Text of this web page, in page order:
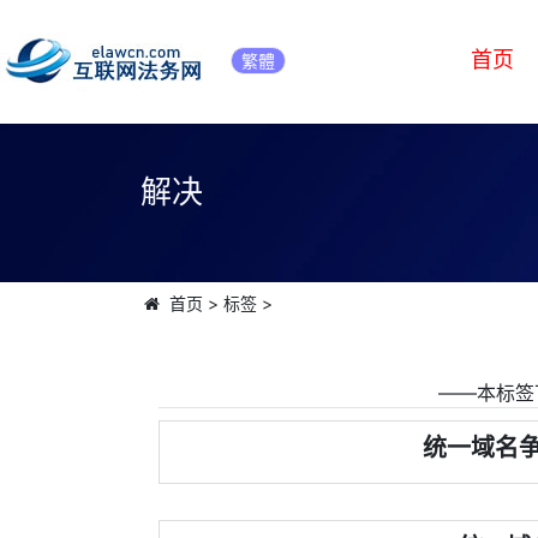
繁體 首页
解决
首页 > 标签>
――本标签
统一域名